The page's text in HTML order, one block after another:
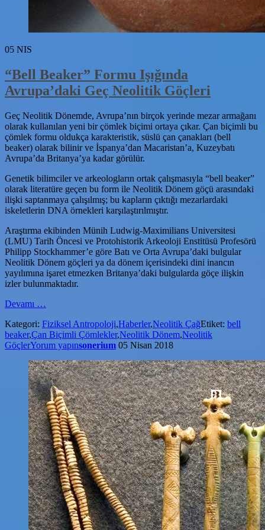
05 NIS
“Bell Beaker” Formu Işığında
Avrupa’daki Geç Neolitik Göçleri
Geç Neolitik Dönemde, Avrupa’nın birçok yerinde mezar armağanı
olarak kullanılan yeni bir çömlek biçimi ortaya çıkar. Çan biçimli bu
çömlek formu oldukça karakteristik, süslü çan çanakları (bell
beaker) olarak bilinir ve İspanya’dan Macaristan’a, Kuzeybatı
Avrupa’da Britanya’ya kadar görülür.
Genetik bilimciler ve arkeologların ortak çalışmasıyla “bell beaker”
olarak literatüre geçen bu form ile Neolitik Dönem göçü arasındaki
ilişki saptanmaya çalışılmış; bu kapların çıktığı mezarlardaki
iskeletlerin DNA örnekleri karşılaştırılmıştır.
Araştırma ekibinden Münih Ludwig-Maximilians Universitesi
(LMU) Tarih Öncesi ve Protohistorik Arkeoloji Enstitüsü Profesörü
Philipp Stockhammer’e göre Batı ve Orta Avrupa’daki bulgular
Neolitik Dönem göçleri ya da dönem içerisindeki dini inancın
yayılımına işaret etmezken Britanya’daki bulgularda göçe ilişkin
izler bulunmaktadır.
Devamı
Formu
Işığında
Avrupa’daki
Neolitik
Göçleri
…
Kategori: Fiziksel Antropoloji,Haberler,Neolitik ÇağEtiket: bell
beaker,Çan Biçimli Çömlekler,Neolitik Dönem,Neolitik
GöçlerYorum yapınsonerium 05 Nisan 2018